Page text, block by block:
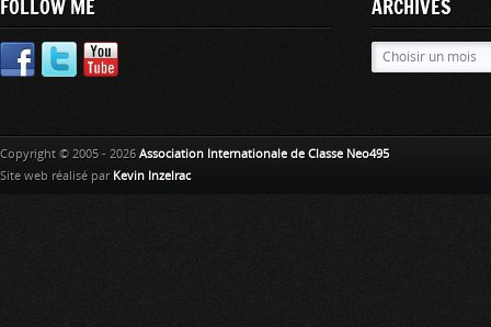
FOLLOW ME ARCHIVES
Copyright © 2005 - 2026 Association Internationale de Classe Neo495
Site web réalisé par Kevin Inzelrac